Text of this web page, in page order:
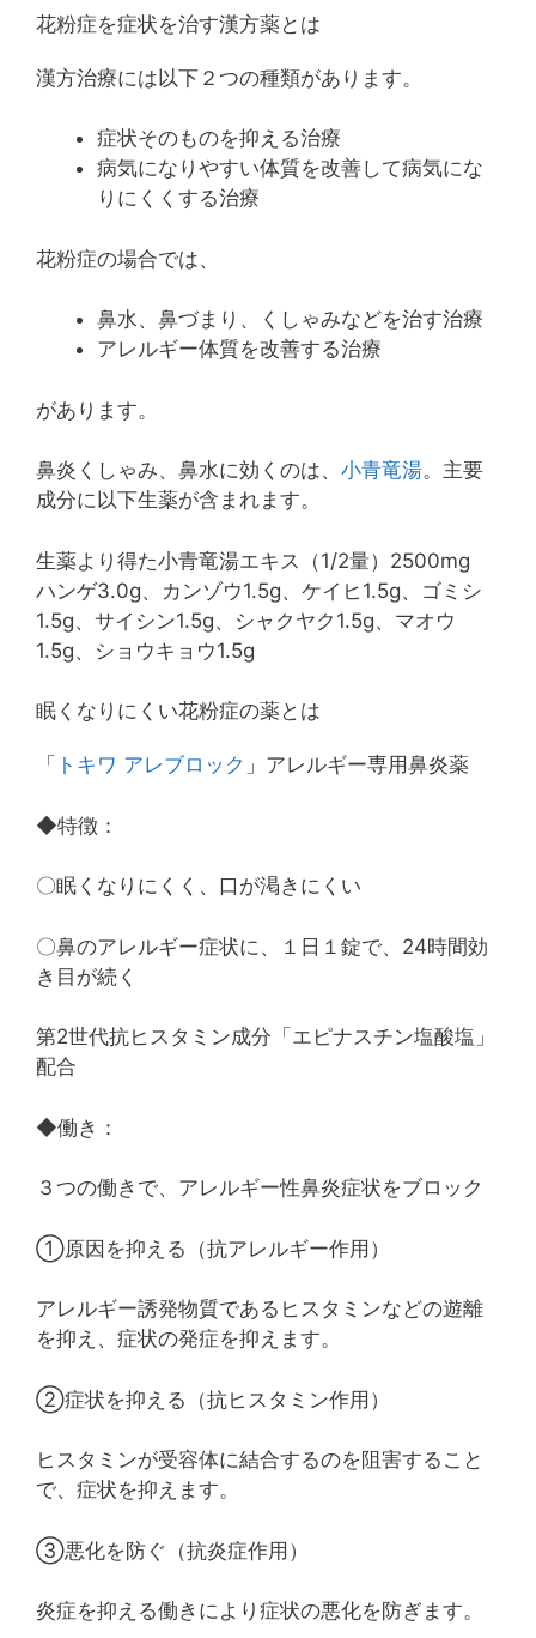
花粉症を症状を治す漢方薬とは
漢方治療には以下２つの種類があります。
症状そのものを抑える治療
病気になりやすい体質を改善して病気にな
りにくくする治療
花粉症の場合では、
鼻水、鼻づまり、くしゃみなどを治す治療
アレルギー体質を改善する治療
があります。
鼻炎くしゃみ、鼻水に効くのは、 小青竜湯。主要
成分に以下生薬が含まれます。
生薬より得た小青竜湯エキス（1/2量）2500mg
ハンゲ3.0g、カンゾウ1.5g、ケイヒ1.5g、ゴミシ
1.5g、サイシン1.5g、シャクヤク1.5g、マオウ
1.5g、ショウキョウ1.5g
眠くなりにくい花粉症の薬とは
「 トキワ アレブロック 」アレルギー専用鼻炎薬
◆特徴：
〇眠くなりにくく、口が渇きにくい
〇鼻のアレルギー症状に、１日１錠で、24時間効
き目が続く
第2世代抗ヒスタミン成分「エピナスチン塩酸塩」
配合
◆働き：
３つの働きで、アレルギー性鼻炎症状をブロック
①原因を抑える（抗アレルギー作用）
アレルギー誘発物質であるヒスタミンなどの遊離
を抑え、症状の発症を抑えます。
②症状を抑える（抗ヒスタミン作用）
ヒスタミンが受容体に結合するのを阻害すること
で、症状を抑えます。
③悪化を防ぐ（抗炎症作用）
炎症を抑える働きにより症状の悪化を防ぎます。